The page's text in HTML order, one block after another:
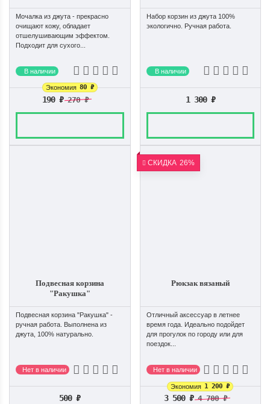
Мочалка из джута - прекрасно
очищают кожу, обладает
отшелушивающим эффектом.
Подходит для сухого...
В наличии
Экономия 80 ₽
190 ₽ 270₽
Набор корзин из джута 100%
экологично. Ручная работа.
В наличии
1 300 ₽
Подвесная корзина
"Ракушка"
Подвесная корзина "Ракушка" -
ручная работа. Выполнена из
джута, 100% натурально.
Нет в наличии
500₽
СКИДКА 26%
Рюкзак вязаный
Отличный аксессуар в летнее
время года. Идеально подойдет
для прогулок по городу или для
поездок...
Нет в наличии
Экономия 1 200₽
3 500₽ 4 700₽